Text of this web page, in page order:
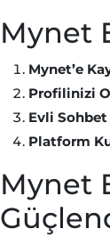
Mynet
Mynet’e
Profilinizi
Evli Sohbet
Platform
Mynet